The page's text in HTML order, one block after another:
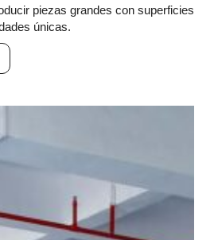
piezas grandes con superficies
únicas.